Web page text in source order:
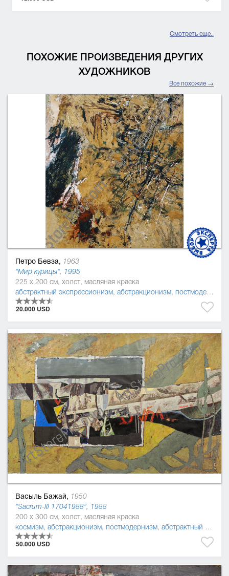
Смотреть еще..
ПОХОЖИЕ ПРОИЗВЕДЕНИЯ ДРУГИХ
ХУДОЖНИКОВ
Все похожие →
Петро Бевза, 1963
"Мир курицы", 1995
225 x 200 см, холст, масляная краска
абстрактный экспрессионизм, абстракционизм, постмодернизм
20.000 USD
Васыль Бажай, 1950
"Sacrum-ІІІ 17041988", 1988
200 x 300 см, холст, масляная краска
космизм, абстракционизм, постмодернизм, абстрактный экспрессионизм
50.000 USD